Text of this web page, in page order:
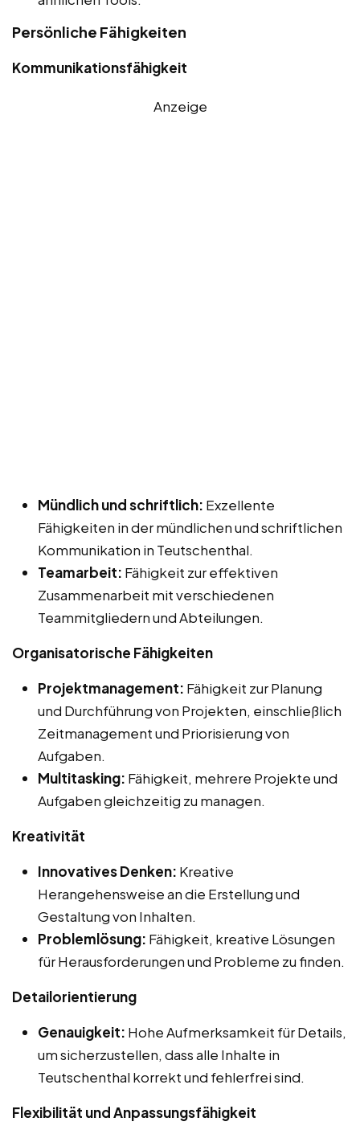
Persönliche Fähigkeiten
Kommunikationsfähigkeit
Anzeige
Mündlich und schriftlich: Exzellente
Fähigkeiten in der mündlichen und schriftlichen
Kommunikation in Teutschenthal.
Teamarbeit: Fähigkeit zur effektiven
Zusammenarbeit mit verschiedenen
Teammitgliedern und Abteilungen.
Organisatorische Fähigkeiten
Projektmanagement: Fähigkeit zur Planung
und Durchführung von Projekten, einschließlich
Zeitmanagement und Priorisierung von
Aufgaben.
Multitasking: Fähigkeit, mehrere Projekte und
Aufgaben gleichzeitig zu managen.
Kreativität
Innovatives Denken: Kreative
Herangehensweise an die Erstellung und
Gestaltung von Inhalten.
Problemlösung: Fähigkeit, kreative Lösungen
für Herausforderungen und Probleme zu finden.
Detailorientierung
Genauigkeit: Hohe Aufmerksamkeit für Details,
um sicherzustellen, dass alle Inhalte in
Teutschenthal korrekt und fehlerfrei sind.
Flexibilität und Anpassungsfähigkeit